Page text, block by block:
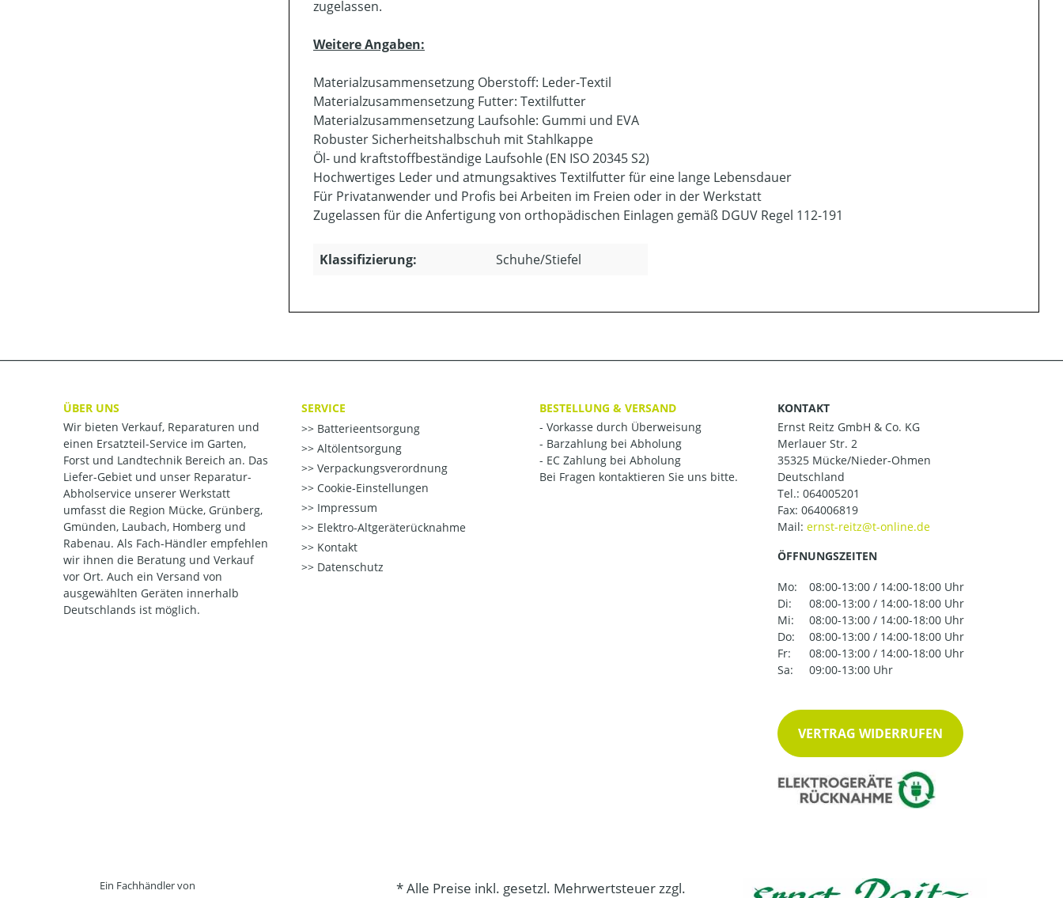
zugelassen.
Weitere Angaben:
Materialzusammensetzung Oberstoff: Leder-Textil
Materialzusammensetzung Futter: Textilfutter
Materialzusammensetzung Laufsohle: Gummi und EVA
Robuster Sicherheitshalbschuh mit Stahlkappe
Öl- und kraftstoffbeständige Laufsohle (EN ISO 20345 S2)
Hochwertiges Leder und atmungsaktives Textilfutter für eine lange Lebensdauer
Für Privatanwender und Profis bei Arbeiten im Freien oder in der Werkstatt
Zugelassen für die Anfertigung von orthopädischen Einlagen gemäß DGUV Regel 112-191
Klassifizierung: Schuhe/Stiefel
ÜBER UNS
Wir bieten Verkauf, Reparaturen und
einen Ersatzteil-Service im Garten,
Forst und Landtechnik Bereich an. Das
Liefer-Gebiet und unser Reparatur-
Abholservice unserer Werkstatt
umfasst die Region Mücke, Grünberg,
Gmünden, Laubach, Homberg und
Rabenau. Als Fach-Händler empfehlen
wir ihnen die Beratung und Verkauf
vor Ort. Auch ein Versand von
ausgewählten Geräten innerhalb
Deutschlands ist möglich.
SERVICE
Batterieentsorgung
Altölentsorgung
Verpackungsverordnung
Cookie-Einstellungen
Impressum
Elektro-Altgeräterücknahme
Kontakt
Datenschutz
BESTELLUNG & VERSAND
- Vorkasse durch Überweisung
- Barzahlung bei Abholung
- EC Zahlung bei Abholung
Bei Fragen kontaktieren Sie uns bitte.
KONTAKT
Ernst Reitz GmbH & Co. KG
Merlauer Str. 2
35325 Mücke/Nieder-Ohmen
Deutschland
Tel.: 064005201
Fax: 064006819
Mail:
ÖFFNUNGSZEITEN
Mo:
08:00-13:00 / 14:00-18:00 Uhr
Di:
08:00-13:00 / 14:00-18:00 Uhr
Mi:
08:00-13:00 / 14:00-18:00 Uhr
Do:
08:00-13:00 / 14:00-18:00 Uhr
Fr:
08:00-13:00 / 14:00-18:00 Uhr
Sa:
09:00-13:00 Uhr
VERTRAG WIDERRUFEN
Ein Fachhändler von * Alle Preise inkl. gesetzl. Mehrwertsteuer zzgl.